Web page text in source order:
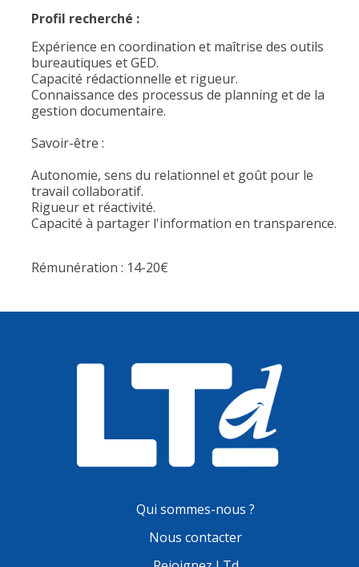
Profil recherché :
Expérience en coordination et maîtrise des outils
bureautiques et GED.
Capacité rédactionnelle et rigueur.
Connaissance des processus de planning et de la
gestion documentaire.
Savoir-être :
Autonomie, sens du relationnel et goût pour le
travail collaboratif.
Rigueur et réactivité.
Capacité à partager l'information en transparence.
Rémunération : 14-20€
Qui sommes-nous ?
Nous contacter